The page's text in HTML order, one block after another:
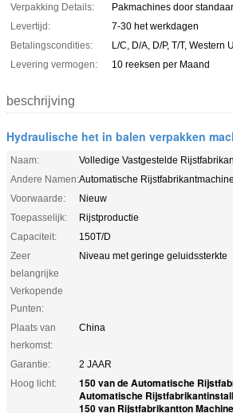
Verpakking Details:
Pakmachines door
Levertijd:
7-30 het werkdagen
Betalingscondities:
L/C, D/A, D/P, T/T, Western
Levering vermogen:
10 reeksen per Maand
beschrijving
Hydraulische het in balen verpakken
Naam:
Volledige Vastgestelde
Andere Namen:Automatische Rijstfabrikantmachine
Voorwaarde:
Nieuw
Toepasselijk:
Rijstproductie
Capaciteit:
150T/D
Zeer
belangrijke
Verkopende
Punten:
Niveau met geringe geluidssterkte
Plaats van
herkomst:
China
Garantie:
2 JAAR
Hoog licht:
150 van de Automatische
Automatische
150 van Rijstfabrikantton